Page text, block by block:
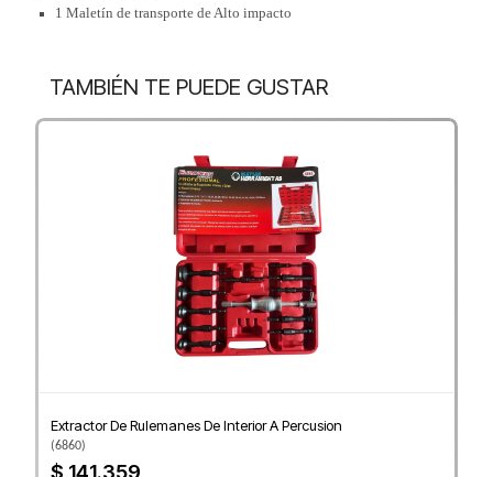
1 Maletín de transporte de Alto impacto
TAMBIÉN TE PUEDE GUSTAR
Extractor De Rulemanes De Interior A Percusion
(6860)
$ 141.359